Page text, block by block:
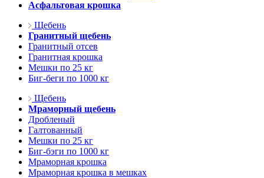
Асфальтовая крошка
Щебень
Гранитный щебень
Гранитный отсев
Гранитная крошка
Мешки по 25 кг
Биг-беги по 1000 кг
Щебень
Мраморный щебень
Дробленый
Галтованный
Мешки по 25 кг
Биг-бэги по 1000 кг
Мраморная крошка
Мраморная крошка в мешках